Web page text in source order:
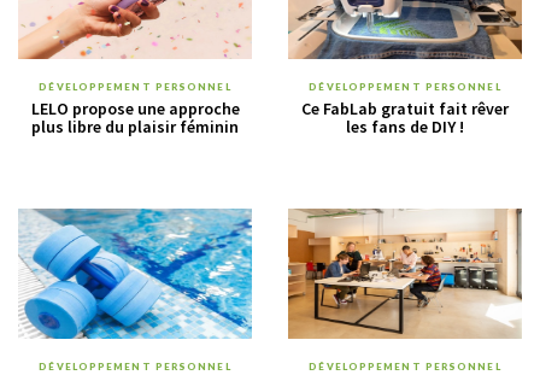
DÉVELOPPEMENT PERSONNEL
LELO propose une approche
plus libre du plaisir féminin
DÉVELOPPEMENT PERSONNEL
Ce FabLab gratuit fait rêver
les fans de DIY !
DÉVELOPPEMENT PERSONNEL DÉVELOPPEMENT PERSONNEL